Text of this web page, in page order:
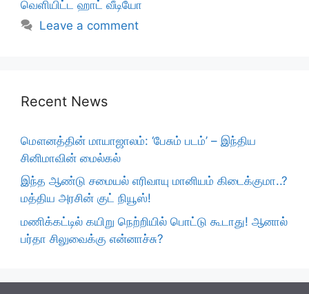
வெளியிட்ட ஹாட் வீடியோ
Leave a comment
Recent News
மௌனத்தின் மாயாஜாலம்: ‘பேசும் படம்’ – இந்திய
சினிமாவின் மைல்கல்
இந்த ஆண்டு சமையல் எரிவாயு மானியம் கிடைக்குமா..?
மத்திய அரசின் குட் நியூஸ்!
மணிக்கட்டில் கயிறு நெற்றியில் பொட்டு கூடாது! ஆனால்
பர்தா சிலுவைக்கு என்னாச்சு?